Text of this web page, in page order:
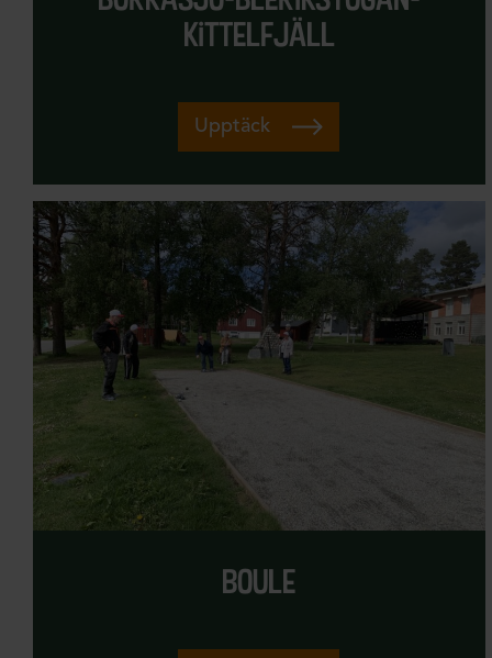
kittelfjäll
Upptäck
boule